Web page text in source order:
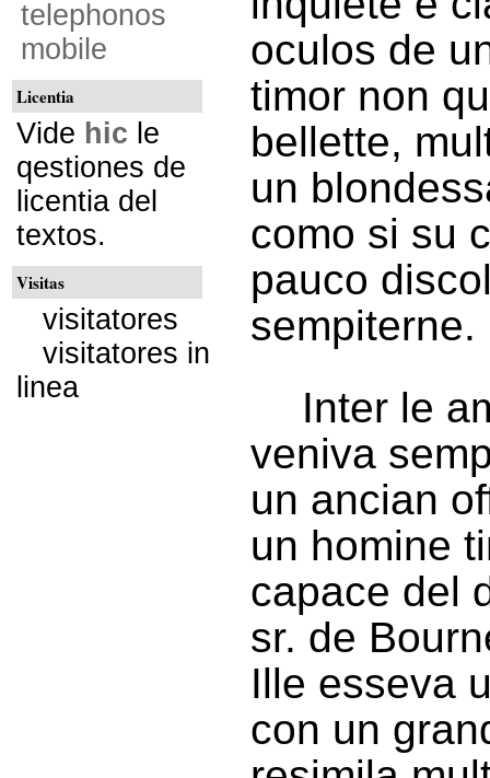
telephonos
mobile
Licentia
Vide hic le
qestiones de
licentia del
textos.
Visitas
visitatores
visitatores in
linea
oculos de
timor non
bellette,
un
como si su
pauco
sempiterne.
Inter le
veniva
un ancian
un homine
capace del
sr. de
Ille esseva
con un